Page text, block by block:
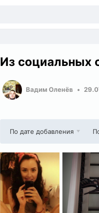
Из социальных
Вадим Оленёв
По дате добавления